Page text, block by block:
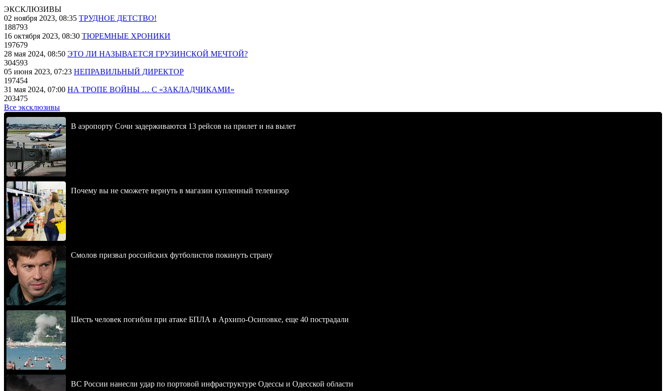
ЭКСКЛЮЗИВЫ
02 ноября 2023, 08:35 ТРУДНОЕ ДЕТСТВО!
188793
16 октября 2023, 08:30 ТЮРЕМНЫЕ ХРОНИКИ
197679
28 мая 2024, 08:50 ЭТО ЛИ НАЗЫВАЕТСЯ ГРУЗИНСКОЙ МЕЧТОЙ?
304593
05 июня 2023, 07:23 НЕПРАВИЛЬНЫЙ ДИРЕКТОР
197454
31 мая 2024, 07:00 НА ТРОПЕ ВОЙНЫ … С «ЗАКЛАДЧИКАМИ»
203475
Все эксклюзивы
В аэропорту Сочи задерживаются 13 рейсов на прилет и на вылет
Почему вы не сможете вернуть в магазин купленный телевизор
Смолов призвал российских футболистов покинуть страну
Шесть человек погибли при атаке БПЛА в Архипо-Осиповке, еще 40 пострадали
ВС России нанесли удар по портовой инфраструктуре Одессы и Одесской области